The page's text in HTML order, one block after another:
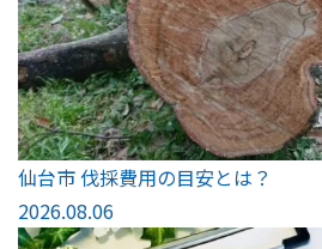
仙台市 伐採費用の目安とは？
2026.08.06